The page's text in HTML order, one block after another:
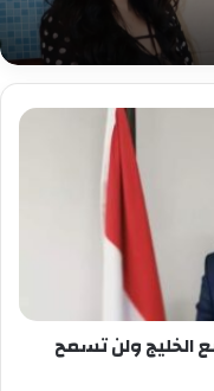
الخليج ولن تسمح